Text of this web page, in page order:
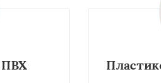
ПВХ